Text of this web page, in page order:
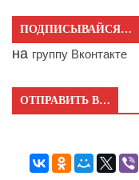
ПОДПИСЫВАЙСЯ…
на группу Вконтакте
ОТПРАВИТЬ В…